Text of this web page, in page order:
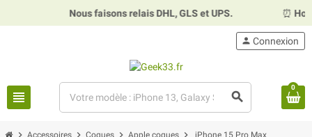
Nous faisons relais DHL, GLS et UPS. Horaires :
view_headline search
person Connexion
0
chevron_right Accessoires chevron_right Coques chevron_right Apple coques chevron_right iPhone 15 Pro Max